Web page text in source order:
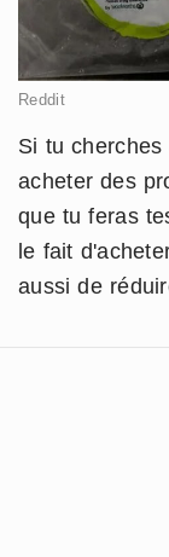
Reddit
Si tu
acheter des
que tu feras
le fait
aussi de